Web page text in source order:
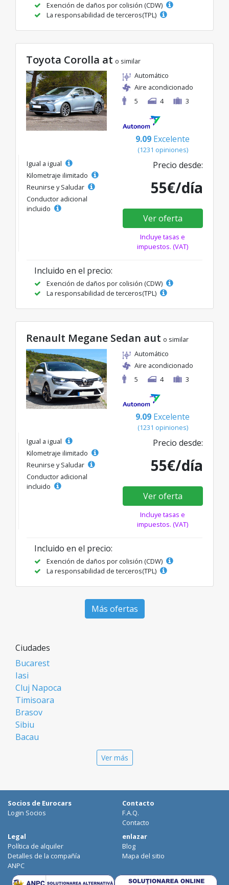
Exención de daños por colisión (CDW)
La responsabilidad de terceros(TPL)
Toyota Corolla at o similar
Automático
Aire acondicionado
5
4 3
9.09 Excelente
(1231 opiniones)
Igual a igual
Kilometraje ilimitado
Reunirse y Saludar
Conductor adicional
incluido
Precio desde:
55€/día
Ver oferta
Incluye tasas e
impuestos. (VAT)
Incluido en el precio:
Exención de daños por colisión (CDW)
La responsabilidad de terceros(TPL)
Renault Megane Sedan aut o similar
Automático
Aire acondicionado
5
4 3
9.09 Excelente
(1231 opiniones)
Igual a igual
Kilometraje ilimitado
Reunirse y Saludar
Conductor adicional
incluido
Precio desde:
55€/día
Ver oferta
Incluye tasas e
impuestos. (VAT)
Incluido en el precio:
Exención de daños por colisión (CDW)
La responsabilidad de terceros(TPL)
Más ofertas
Ciudades
Bucarest
Iasi
Cluj Napoca
Timisoara
Brasov
Sibiu
Bacau
Galati
Suceava
Focsani
Targoviste
Ploiesti
Craiova
Ver más
Socios de Eurocars
Login Socios
Contacto
F.A.Q.
Contacto
Legal
Política de alquiler
Detalles de la compañía
ANPC
enlazar
Blog
Mapa del sitio